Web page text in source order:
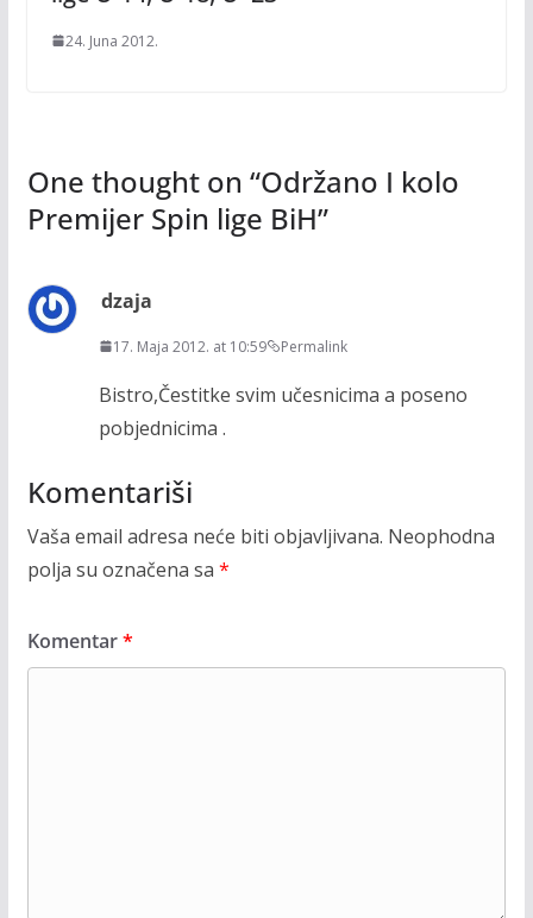
24. Juna 2012.
One thought on “Održano I kolo
Premijer Spin lige BiH”
dzaja
17. Maja 2012. at 10:59 Permalink
Bistro,Čestitke svim učesnicima a poseno
pobjednicima .
Komentariši
Vaša email adresa neće biti objavljivana. Neophodna
polja su označena sa *
Komentar*